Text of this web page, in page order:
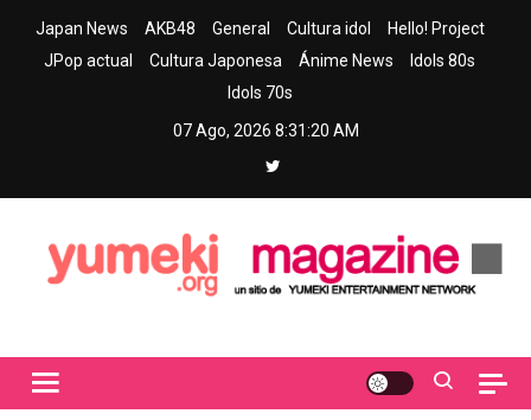
Japan News AKB48 General Cultura idol
Hello! Project
JPop actual
Cultura Japonesa Ánime News
Idols 80s
Idols 70s
07 Ago, 2026 8:31:21 AM